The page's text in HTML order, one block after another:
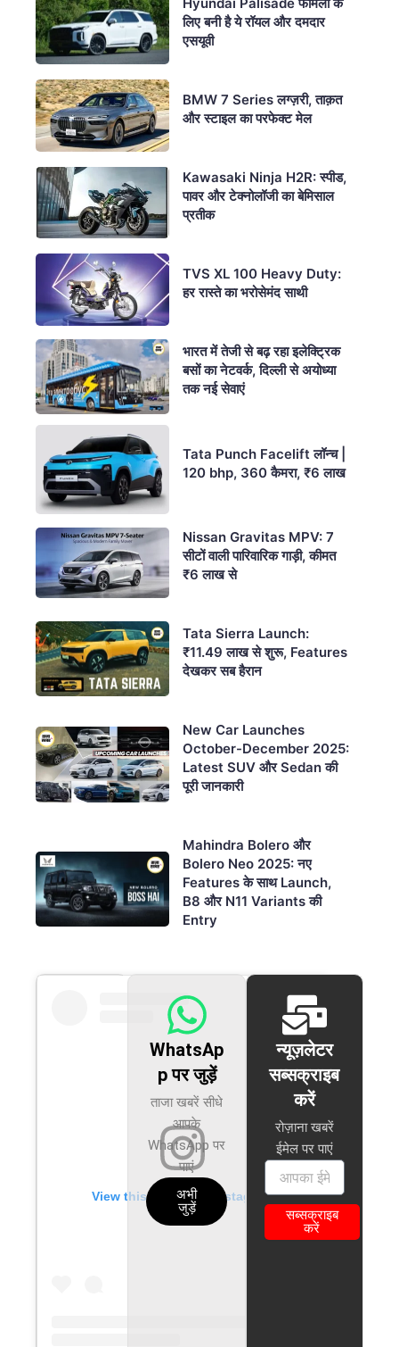
लिए बनी है ये रॉयल और दमदार
एसयूवी
BMW 7 Series लग्ज़री, ताक़त
और स्टाइल का परफेक्ट मेल
Kawasaki Ninja H2R: स्पीड,
पावर और टेक्नोलॉजी का बेमिसाल
प्रतीक
TVS XL 100 Heavy Duty:
हर रास्ते का भरोसेमंद साथी
भारत में तेजी से बढ़ रहा इलेक्ट्रिक
बसों का नेटवर्क, दिल्ली से अयोध्या
तक नई सेवाएं
Tata Punch Facelift लॉन्च |
120 bhp, 360 कैमरा, ₹6 लाख
Nissan Gravitas MPV: 7
सीटों वाली पारिवारिक गाड़ी, कीमत
₹6 लाख से
Tata Sierra Launch:
₹11.49 लाख से शुरू, Features
देखकर सब हैरान
New Car Launches
October-December 2025:
Latest SUV और Sedan की
पूरी जानकारी
Mahindra Bolero और
Bolero Neo 2025: नए
Features के साथ Launch,
B8 और N11 Variants की
Entry
View this profile on Instagram
WhatsAp
p पर जुड़ें
ताजा खबरें सीधे
आपके
WhatsApp पर
पाएं
अभी
जुड़ें
न्यूज़लेटर
सब्सक्राइब
करें
रोज़ाना खबरें
ईमेल पर पाएं
सब्सक्राइब
करें